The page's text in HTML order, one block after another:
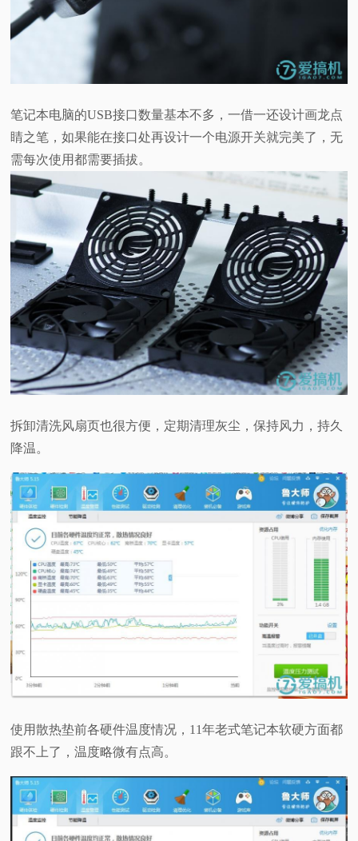
笔记本电脑的USB接口数量基本不多，一借一还设计画龙点
睛之笔，如果能在接口处再设计一个电源开关就完美了，无
需每次使用都需要插拔。
拆卸清洗风扇页也很方便，定期清理灰尘，保持风力，持久
降温。
使用散热垫前各硬件温度情况，11年老式笔记本软硬方面都
跟不上了，温度略微有点高。